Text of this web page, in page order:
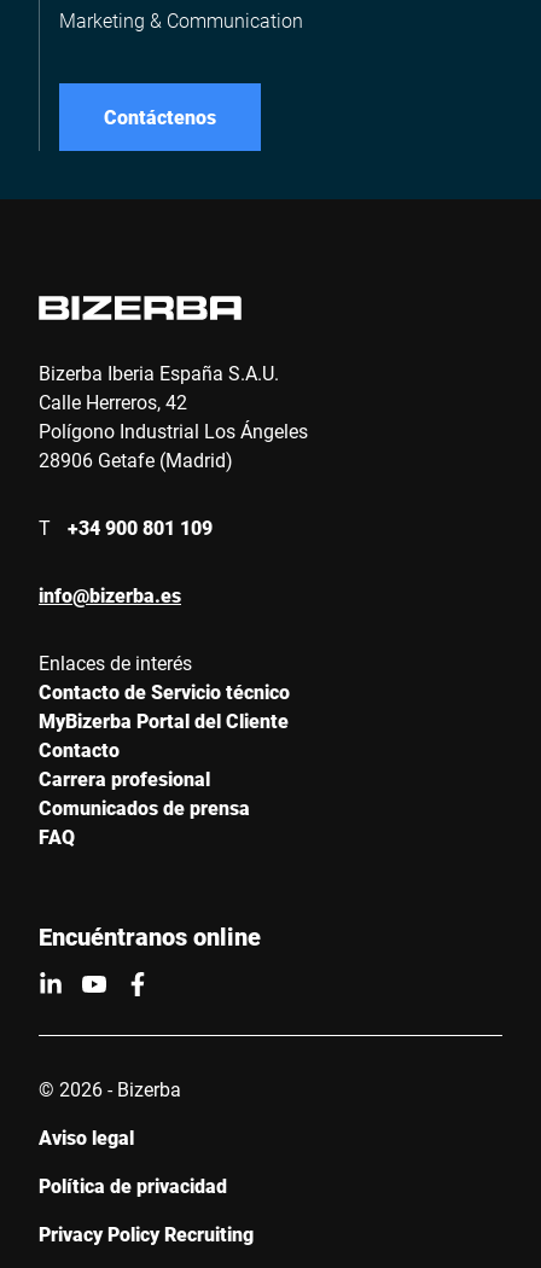
Marketing & Communication
Contáctenos
Bizerba Iberia España S.A.U.
Calle Herreros, 42
Polígono Industrial Los Ángeles
28906 Getafe (Madrid)
T +34 900 801 109
info@bizerba.es
Enlaces de interés
Contacto de Servicio técnico
MyBizerba Portal del Cliente
Contacto
Carrera profesional
Comunicados de prensa
FAQ
Encuéntranos online
© 2026 - Bizerba
Aviso legal
Política de privacidad
Privacy Policy Recruiting